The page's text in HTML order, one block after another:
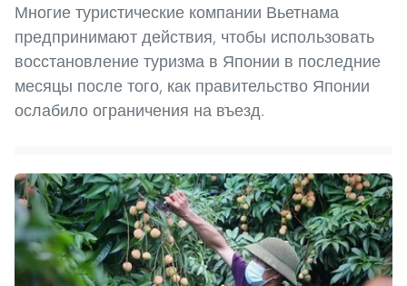
Многие туристические компании Вьетнама
предпринимают действия, чтобы использовать
восстановление туризма в Японии в последние
месяцы после того, как правительство Японии
ослабило ограничения на въезд.